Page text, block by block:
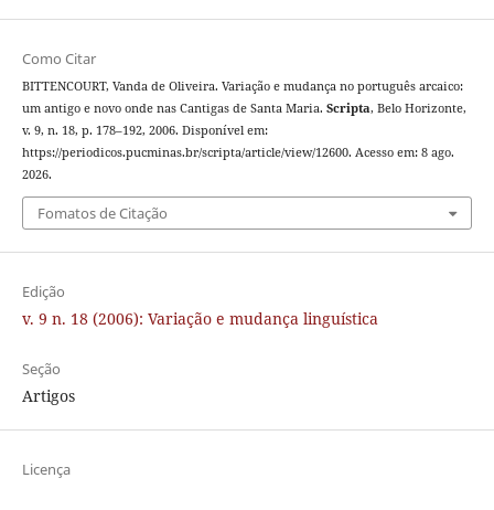
Como Citar
BITTENCOURT, Vanda de Oliveira. Variação e mudança no português arcaico:
um antigo e novo onde nas Cantigas de Santa Maria. Scripta, Belo Horizonte,
v. 9, n. 18, p. 178–192, 2006. Disponível em:
https://periodicos.pucminas.br/scripta/article/view/12600. Acesso em: 8 ago.
2026.
Fomatos de Citação
Edição
v. 9 n. 18 (2006): Variação e mudança linguística
Seção
Artigos
Licença